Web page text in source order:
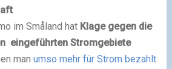
im Småland hat Klage gegen die
eingeführten Stromgebiete
man umso mehr für Strom bezahlt